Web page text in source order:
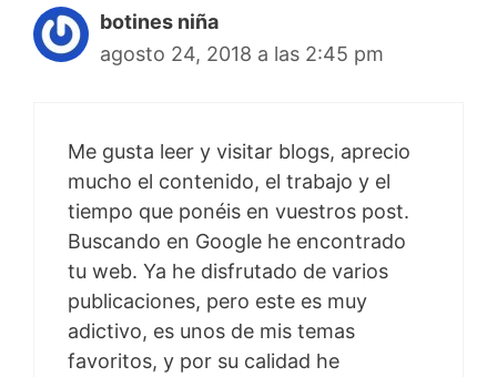
botines niña
agosto 24, 2018 a las 2:45 pm
Me gusta leer y visitar blogs, aprecio
mucho el contenido, el trabajo y el
tiempo que ponéis en vuestros post.
Buscando en Google he encontrado
tu web. Ya he disfrutado de varios
publicaciones, pero este es muy
adictivo, es unos de mis temas
favoritos, y por su calidad he